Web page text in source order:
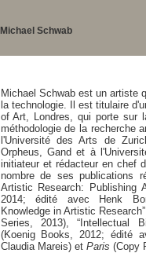
Michael Schwab
Michael Schwab est un artiste
la technologie. Il est titulaire
of Art, Londres, qui porte sur
méthodologie de la recherche
l'Université des Arts de
Orpheus, Gand et à
initiateur et rédacteur en chef
nombre de ses publications
Artistic Research: Publishing
2014; édité avec Henk
Knowledge in Artistic
Series, 2013), “Intellectual
(Koenig Books, 2012; édité
Claudia Mareis) et Paris (Copy